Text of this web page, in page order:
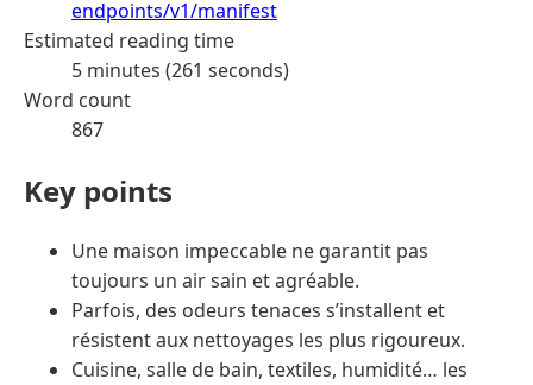
endpoints/v1/manifest
Estimated reading time
5 minutes (261 seconds)
Word count
867
Key points
Une maison impeccable ne garantit pas
toujours un air sain et agréable.
Parfois, des odeurs tenaces s’installent et
résistent aux nettoyages les plus rigoureux.
Cuisine, salle de bain, textiles, humidité… les